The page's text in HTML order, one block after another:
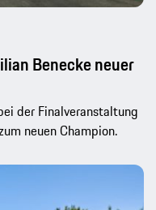
Benecke neuer
der Finalveranstaltung
neuen Champion.